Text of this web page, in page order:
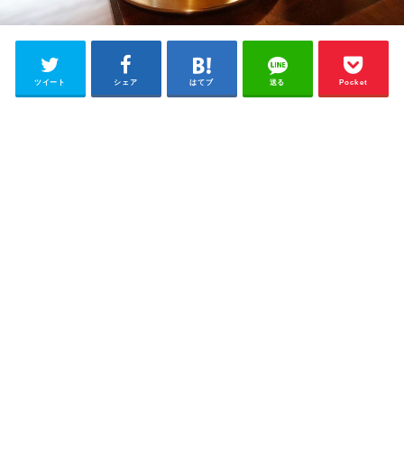
ツイート シェア はてブ 送る Pocket